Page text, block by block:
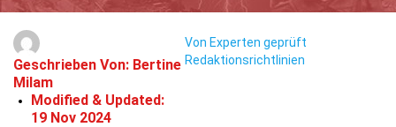
Geschrieben Von: Bertine
Milam
Modified & Updated:
19 Nov 2024
Von Experten geprüft
Redaktionsrichtlinien